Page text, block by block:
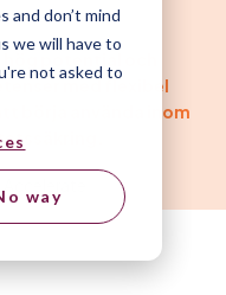
and don’t mind
we will have to
not asked to
way
potential och
med flexibel
börja använda inom